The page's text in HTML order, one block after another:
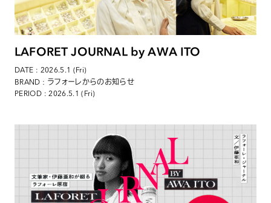
LAFORET JOURNAL by AWA ITO
DATE : 2026.5.1 (Fri)
BRAND : ラフォーレからのお知らせ
PERIOD : 2026.5.1 (Fri)